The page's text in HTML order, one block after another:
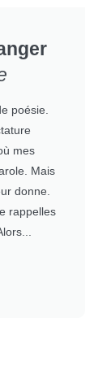
poésie.
mes
Mais
donne.
rappelles